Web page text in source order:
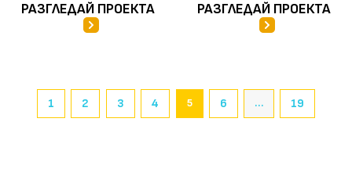
РАЗГЛЕДАЙ ПРОЕКТА РАЗГЛЕДАЙ ПРОЕКТА
1 2 3 4 5 6 … 19